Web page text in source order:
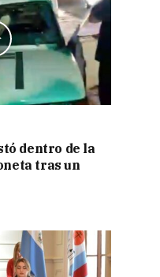
dentro de la
tras un